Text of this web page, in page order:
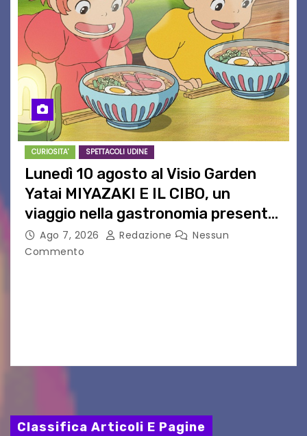
CURIOSITA' SPETTACOLI UDINE
Lunedì 10 agosto al Visio Garden
Yatai MIYAZAKI E IL CIBO, un
viaggio nella gastronomia presente
nei film di Hayao Miyazaki!
Ago 7, 2026 Redazione
Nessun
Commento
Classifica Articoli E Pagine